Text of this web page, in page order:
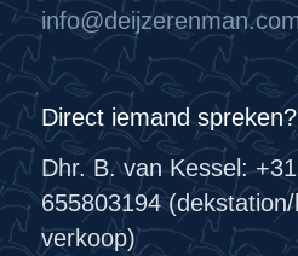
Direct iemand spreken?
Dhr. B. van Kessel:
655803194
verkoop)